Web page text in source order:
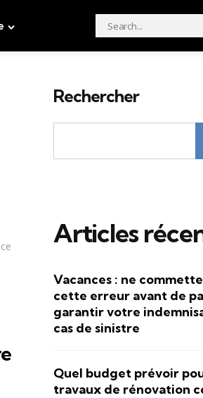
Search
for:
Rechercher
Articles
Vacances : ne
cette erreur avant de
garantir votre
cas de sinistre
Quel budget prévoir
travaux de rénovation